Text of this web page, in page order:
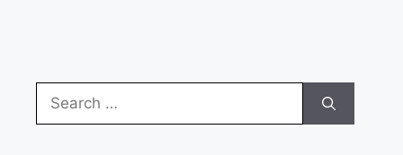
Search
for: